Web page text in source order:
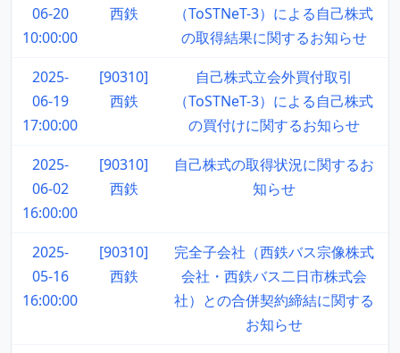
06-20
10:00:00
西鉄
（ToSTNeT-3）による自己株式
の取得結果に関するお知らせ
2025-
06-19
17:00:00
[90310]
西鉄
自己株式立会外買付取引
（ToSTNeT-3）による自己株式
の買付けに関するお知らせ
2025-
06-02
16:00:00
[90310]
西鉄
自己株式の取得状況に関するお
知らせ
2025-
05-16
16:00:00
[90310]
西鉄
完全子会社（西鉄バス宗像株式
会社・西鉄バス二日市株式会
社）との合併契約締結に関する
お知らせ